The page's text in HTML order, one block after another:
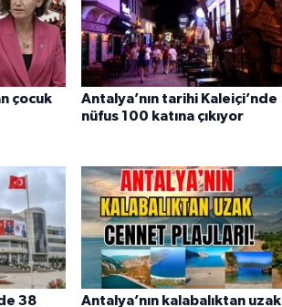
çocuk
Antalya’nın tarihi Kaleiçi’nde
nüfus 100 katına çıkıyor
38
Antalya’nın kalabalıktan uzak